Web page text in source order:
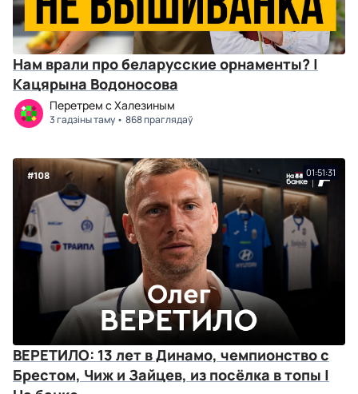
Нам врали про беларусские орнаменты? |
Кацярына Водоносова
Перетрем с Халезиным
3 гадзіны таму 868 праглядаў
01:51:31
ВЕРЕТИЛО: 13 лет в Динамо, чемпионство с
Брестом, Чиж и Зайцев, из посёлка в топы |